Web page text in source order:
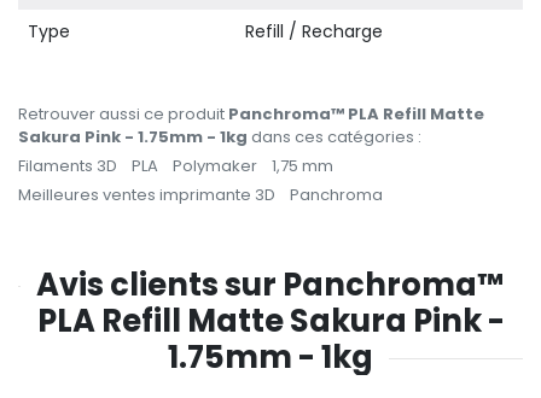
Type Refill / Recharge
Retrouver aussi ce produit Panchroma™ PLA Refill Matte
Sakura Pink - 1.75mm - 1kg dans ces catégories :
Filaments 3D
PLA Polymaker
1,75 mm
Meilleures ventes imprimante 3D
Panchroma
Avis clients sur Panchroma™
PLA Refill Matte Sakura Pink -
1.75mm - 1kg